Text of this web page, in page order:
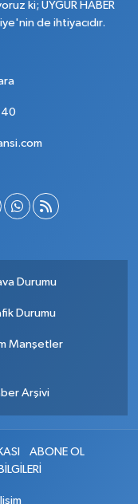
ki; UYGUR HABER
de ihtiyacıdır.
Durumu
Durumu
Manşetler
Arşivi
ABONE OL